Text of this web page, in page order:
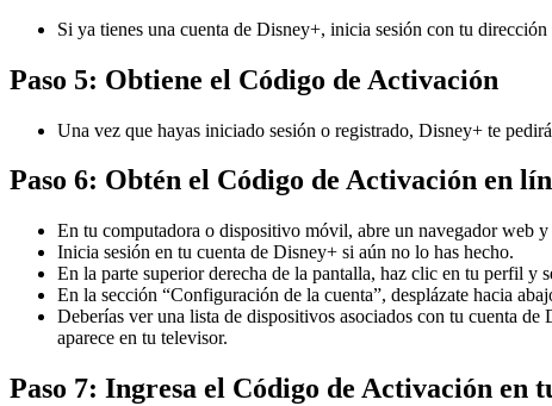
Si ya tienes una cuenta de Disney+, inicia sesión con tu
Paso 5: Obtiene el Código de Activación
Una vez que hayas iniciado sesión o registrado, Disney+ te
Paso 6: Obtén el Código de Activación en
En tu computadora o dispositivo móvil, abre un navegador web
Inicia sesión en tu cuenta de Disney+ si aún no lo has hecho.
En la parte superior derecha de la pantalla, haz clic en tu perfil y
En la sección “Configuración de la cuenta”, desplázate hacia
Deberías ver una lista de dispositivos asociados con tu cuenta
aparece en tu televisor.
Paso 7: Ingresa el Código de Activación en